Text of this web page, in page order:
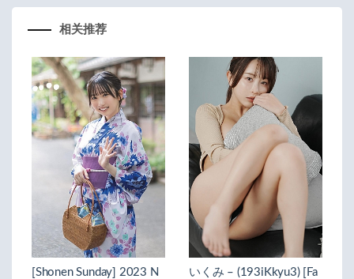
相关推荐
[Shonen Sunday] 2023 N
いくみ – (193iKkyu3) [Fa